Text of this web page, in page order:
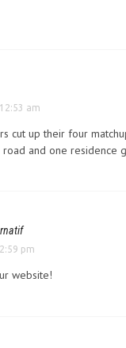
am
cut up their four
and one residence
pm
website!